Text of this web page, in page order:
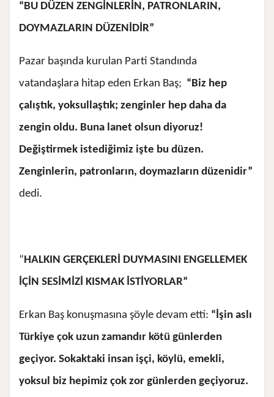
“BU DÜZEN ZENGİNLERİN, PATRONLARIN,
DOYMAZLARIN DÜZENİDİR”
Pazar başında kurulan Parti Standında
vatandaşlara hitap eden Erkan Baş; “Biz hep
çalıştık, yoksullaştık; zenginler hep daha da
zengin oldu. Buna lanet olsun diyoruz!
Değiştirmek istediğimiz işte bu düzen.
Zenginlerin, patronların, doymazların düzenidir”
dedi.
“HALKIN GERÇEKLERİ DUYMASINI ENGELLEMEK
İÇİN SESİMİZİ KISMAK İSTİYORLAR”
Erkan Baş konuşmasına şöyle devam etti: “İşin aslı
Türkiye çok uzun zamandır kötü günlerden
geçiyor. Sokaktaki insan işçi, köylü, emekli,
yoksul biz hepimiz çok zor günlerden geçiyoruz.